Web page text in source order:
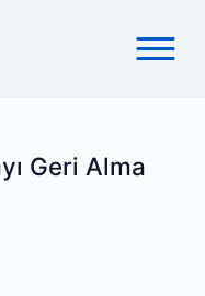
Geri Alma